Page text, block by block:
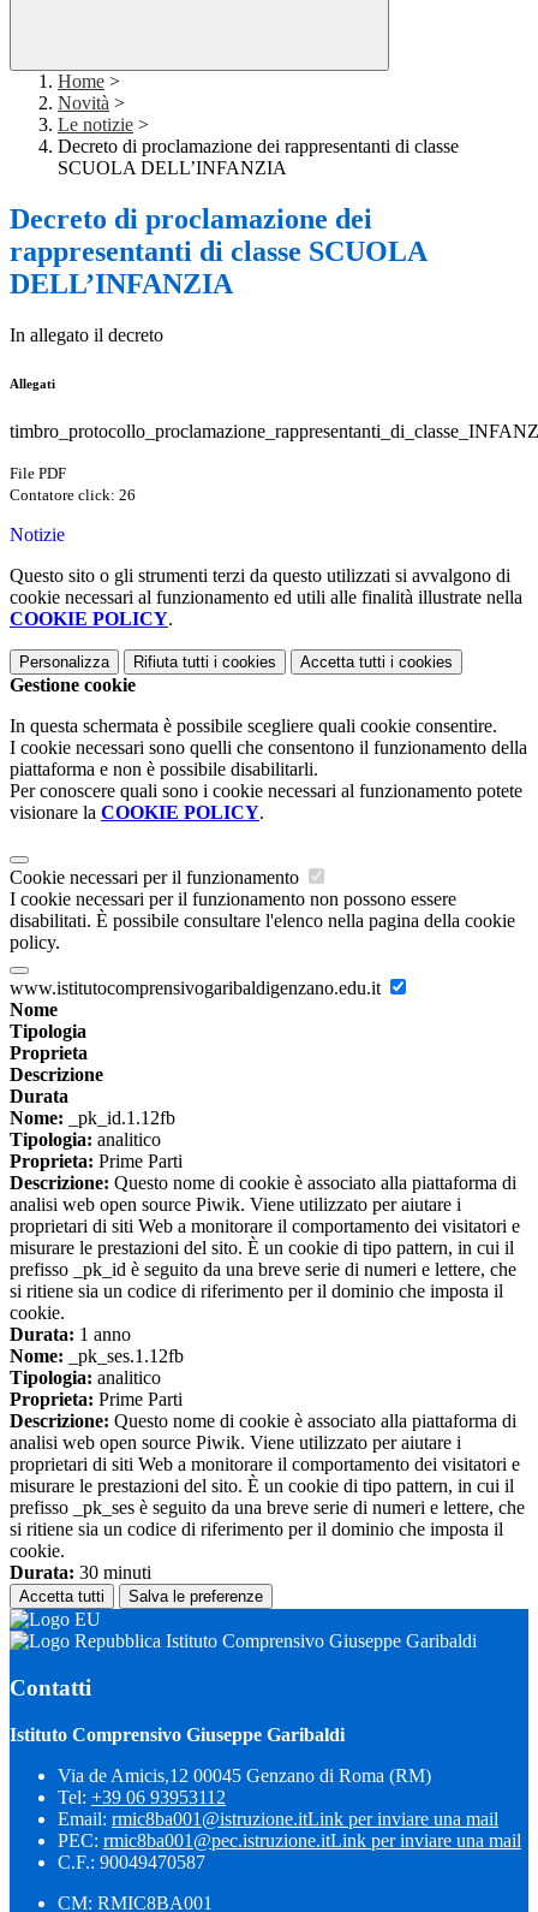
Home >
Novità >
Le notizie >
Decreto di proclamazione dei rappresentanti di classe
SCUOLA DELL’INFANZIA
Decreto di proclamazione dei
rappresentanti di classe SCUOLA
DELL’INFANZIA
In allegato il decreto
Allegati
File PDF
Contatore click: 26
Notizie
Questo sito o gli strumenti terzi da questo utilizzati si avvalgono di
cookie necessari al funzionamento ed utili alle finalità illustrate nella
COOKIE POLICY.
Personalizza Rifiuta tutti i cookies Accetta tutti i cookies
Gestione cookie
In questa schermata è possibile scegliere quali cookie consentire.
I cookie necessari sono quelli che consentono il funzionamento della
piattaforma e non è possibile disabilitarli.
Per conoscere quali sono i cookie necessari al funzionamento potete
visionare la COOKIE POLICY.
Cookie necessari per il funzionamento
I cookie necessari per il funzionamento non possono essere
disabilitati. È possibile consultare l'elenco nella pagina della cookie
policy.
www.istitutocomprensivogaribaldigenzano.edu.it
Nome
Tipologia
Proprieta
Descrizione
Durata
Nome: _pk_id.1.12fb
Tipologia: analitico
Proprieta: Prime Parti
Descrizione: Questo nome di cookie è associato alla piattaforma di
analisi web open source Piwik. Viene utilizzato per aiutare i
proprietari di siti Web a monitorare il comportamento dei visitatori e
misurare le prestazioni del sito. È un cookie di tipo pattern, in cui il
prefisso _pk_id è seguito da una breve serie di numeri e lettere, che
si ritiene sia un codice di riferimento per il dominio che imposta il
cookie.
Durata: 1 anno
Nome: _pk_ses.1.12fb
Tipologia: analitico
Proprieta: Prime Parti
Descrizione: Questo nome di cookie è associato alla piattaforma di
analisi web open source Piwik. Viene utilizzato per aiutare i
proprietari di siti Web a monitorare il comportamento dei visitatori e
misurare le prestazioni del sito. È un cookie di tipo pattern, in cui il
prefisso _pk_ses è seguito da una breve serie di numeri e lettere, che
si ritiene sia un codice di riferimento per il dominio che imposta il
cookie.
Durata: 30 minuti
Accetta tutti Salva le preferenze
Istituto Comprensivo Giuseppe Garibaldi
Contatti
Istituto Comprensivo Giuseppe Garibaldi
Via de Amicis,12 00045 Genzano di Roma (RM)
Tel: +39 06 93953112
Email: rmic8ba001@istruzione.itLink per inviare una mail
PEC: rmic8ba001@pec.istruzione.itLink per inviare una mail
C.F.: 90049470587
CM: RMIC8BA001